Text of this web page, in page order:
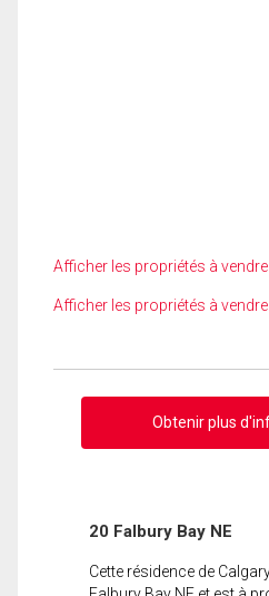
Afficher les propriétés à vendre
Afficher les propriétés à
Obtenir plus
20 Falbury Bay NE
Cette résidence de